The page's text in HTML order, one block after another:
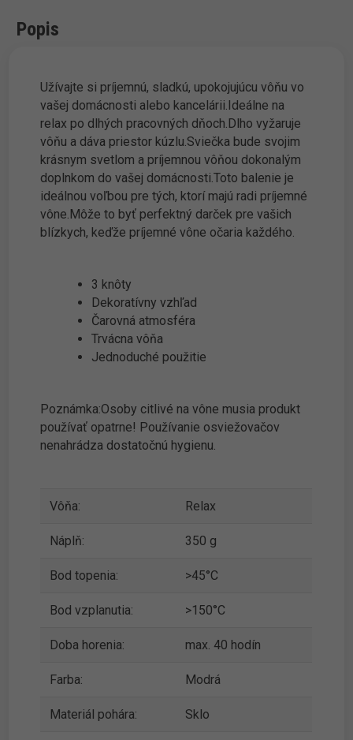
Popis
Užívajte si príjemnú, sladkú, upokojujúcu vôňu vo
vašej domácnosti alebo kancelárii.Ideálne na
relax po dlhých pracovných dňoch.Dlho vyžaruje
vôňu a dáva priestor kúzlu.Sviečka bude svojim
krásnym svetlom a príjemnou vôňou dokonalým
doplnkom do vašej domácnosti.Toto balenie je
ideálnou voľbou pre tých, ktorí majú radi príjemné
vône.Môže to byť perfektný darček pre vašich
blízkych, keďže príjemné vône očaria každého.
3 knôty
Dekoratívny vzhľad
Čarovná atmosféra
Trvácna vôňa
Jednoduché použitie
Poznámka:Osoby citlivé na vône musia produkt
používať opatrne! Používanie osviežovačov
nenahrádza dostatočnú hygienu.
Vôňa: Relax
Náplň: 350 g
Bod topenia: >45°C
Bod vzplanutia: >150°C
Doba horenia: max. 40 hodín
Farba: Modrá
Materiál pohára: Sklo